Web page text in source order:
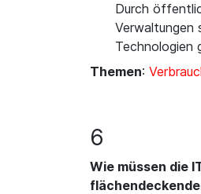
Durch
Verwaltungen
Technologien
Themen:
6
Wie müssen die